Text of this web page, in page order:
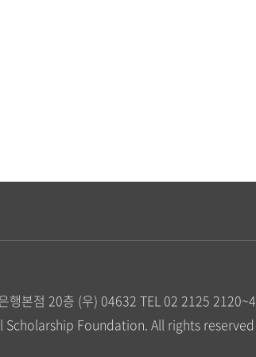
행본점 20층 (우) 04632TEL 02 2125 2120~4
Foundation. All rights reserved